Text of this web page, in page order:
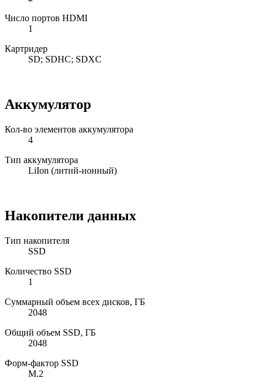
Число портов HDMI
1
Картридер
SD; SDHC; SDXC
Аккумулятор
Кол-во элементов аккумулятора
4
Тип аккумулятора
LiIon (литий-ионный)
Накопители данных
Тип накопителя
SSD
Количество SSD
1
Суммарный объем всех дисков, ГБ
2048
Общий объем SSD, ГБ
2048
Форм-фактор SSD
M.2